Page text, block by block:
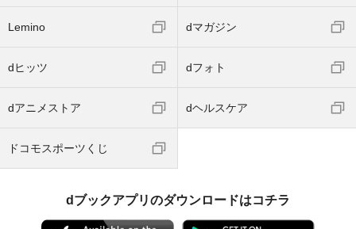
Lemino dマガジン
dヒッツ dフォト
dアニメストア dヘルスケア
ドコモスポーツくじ
dブックアプリのダウンロードはコチラ